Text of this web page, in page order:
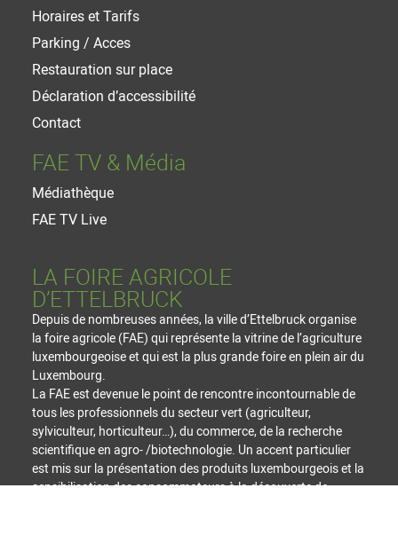
Horaires et Tarifs
Parking / Acces
Restauration sur place
Déclaration d’accessibilité
Contact
FAE TV & Média
Médiathèque
FAE TV Live
LA FOIRE AGRICOLE
D’ETTELBRUCK
Depuis de nombreuses années, la ville d’Ettelbruck organise
la foire agricole (FAE) qui représente la vitrine de l’agriculture
luxembourgeoise et qui est la plus grande foire en plein air du
Luxembourg.
La FAE est devenue le point de rencontre incontournable de
tous les professionnels du secteur vert (agriculteur,
sylviculteur, horticulteur…), du commerce, de la recherche
scientifique en agro- /biotechnologie. Un accent particulier
est mis sur la présentation des produits luxembourgeois et la
sensibilisation des consommateurs à la découverte de